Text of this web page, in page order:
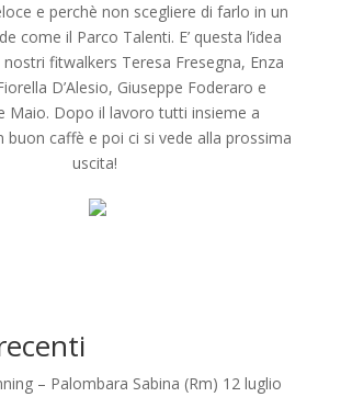
e perchè non scegliere di farlo in un
come il Parco Talenti. E’ questa l’idea
fitwalkers Teresa Fresegna, Enza
D’Alesio, Giuseppe Foderaro e
Maio. Dopo il lavoro tutti insieme a
buon caffè e poi ci si vede alla prossima
uscita!
– Palombara Sabina (Rm) 12 luglio